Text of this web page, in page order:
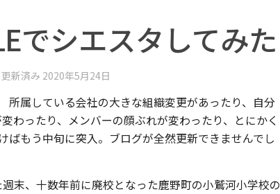
でシエスタしてみた
更新済み 2020年5月24日
属している会社の大きな組織変更があったり、自分
わったり、メンバーの顔ぶれが変わったり、とにかく
ばもう中旬に突入。ブログが全然更新できませんでし
末、十数年前に廃校となった鹿野町の小鷲河小学校の